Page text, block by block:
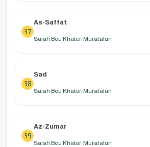
37
As-Saffat
Salah Bou Khater: Muratalun
38
Sad
Salah Bou Khater: Muratalun
39
Az-Zumar
Salah Bou Khater: Muratalun